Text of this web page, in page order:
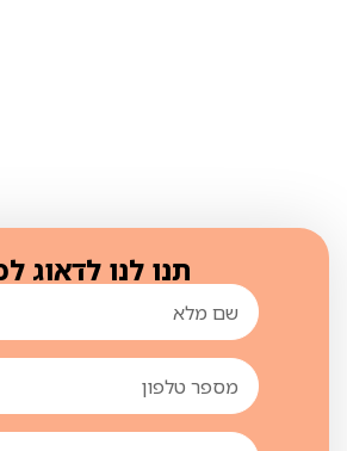
תנו לנו לדאוג